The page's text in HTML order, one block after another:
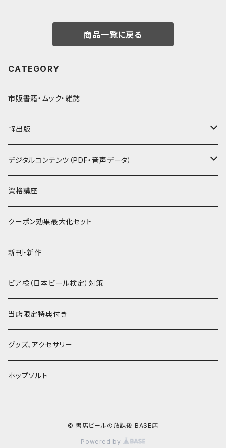
商品一覧に戻る
CATEGORY
市販書籍・ムック・雑誌
軽出版
セット
デジタルコンテンツ（PDF・音声データ）
PDF
音声データ
PDF＋音声データ
資格講座
クーポン効果最大化セット
新刊・新作
ビア検（日本ビール検定）対策
当店限定特典付き
グッズ、アクセサリー
ホップソルト
© 書店ビールの放課後 BASE店
Powered by